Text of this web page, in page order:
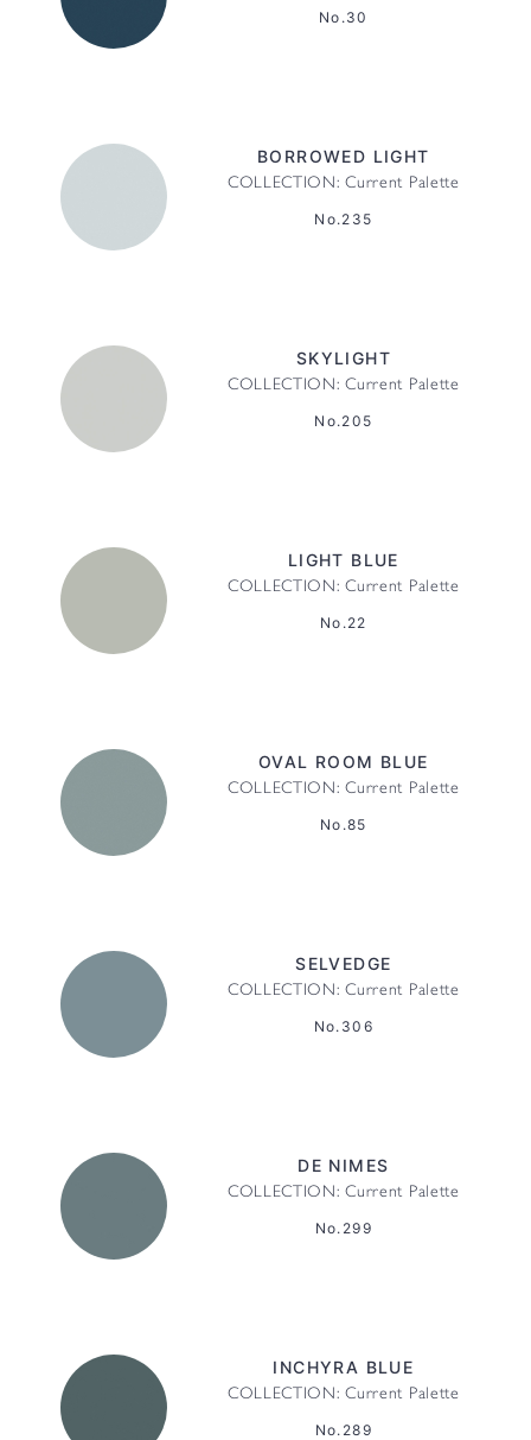
No.30
BORROWED LIGHT
COLLECTION: Current Palette
No.235
SKYLIGHT
COLLECTION: Current Palette
No.205
LIGHT BLUE
COLLECTION: Current Palette
No.22
OVAL ROOM BLUE
COLLECTION: Current Palette
No.85
SELVEDGE
COLLECTION: Current Palette
No.306
DE NIMES
COLLECTION: Current Palette
No.299
INCHYRA BLUE
COLLECTION: Current Palette
No.289